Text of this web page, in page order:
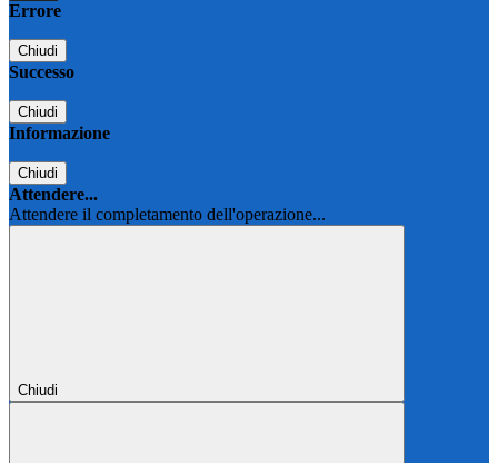
Errore
Chiudi
Successo
Chiudi
Informazione
Chiudi
Attendere...
Attendere il completamento dell'operazione...
Chiudi